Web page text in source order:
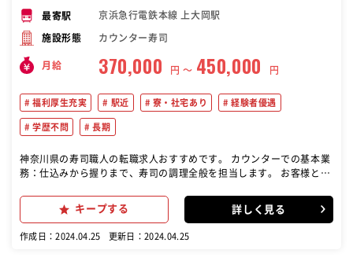
最寄駅 京浜急行電鉄本線 上大岡駅
施設形態 カウンター寿司
月給 370,000 円 〜 450,000 円
福利厚生充実 駅近 寮・社宅あり 経験者優遇
学歴不問 長期
神奈川県の寿司職人の転職求人おすすめです。 カウンターでの基本業
務：仕込みから握りまで、寿司の調理全般を担当します。 お客様との
寿司を楽しんでいただけるようにサポートします。 若手育成：経験豊
富な職人として、若手スタッフの指導や育成を行います。 基本的に
ような対応を行うことが主な仕事内容となります。
キープする 詳しく見る
作成日：2024.04.25 更新日：2024.04.25